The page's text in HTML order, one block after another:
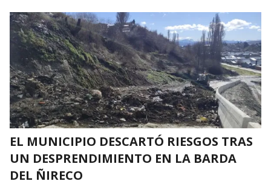
EL MUNICIPIO DESCARTÓ RIESGOS TRAS
UN DESPRENDIMIENTO EN LA BARDA
DEL ÑIRECO